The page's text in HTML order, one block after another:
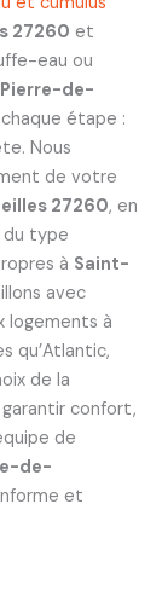
27260 et
eau ou
de-
étape :
Nous
de votre
27260, en
type
à Saint-
avec
logements à
qu’Atlantic,
de la
confort,
de
de-
et